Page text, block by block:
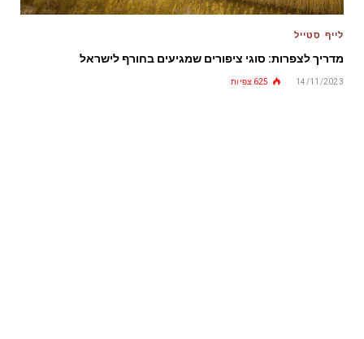
לייף סטייל
מדריך לצפרות: סוגי ציפורים שמגיעים בחורף לישראל
14/11/2023
625 צפיות